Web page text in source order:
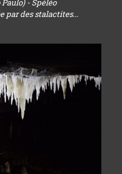
- Spéléo
par des stalactites...